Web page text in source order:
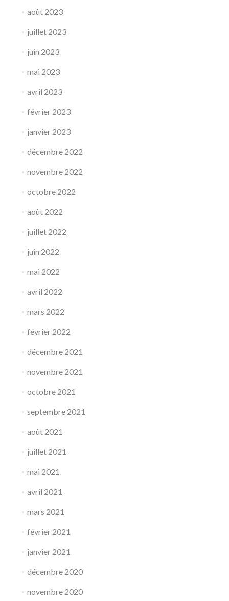
août 2023
juillet 2023
juin 2023
mai 2023
avril 2023
février 2023
janvier 2023
décembre 2022
novembre 2022
octobre 2022
août 2022
juillet 2022
juin 2022
mai 2022
avril 2022
mars 2022
février 2022
décembre 2021
novembre 2021
octobre 2021
septembre 2021
août 2021
juillet 2021
mai 2021
avril 2021
mars 2021
février 2021
janvier 2021
décembre 2020
novembre 2020